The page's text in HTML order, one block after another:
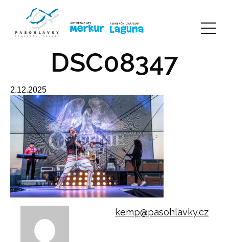
DSC08347
2.12.2025
kemp@pasohlavky.cz